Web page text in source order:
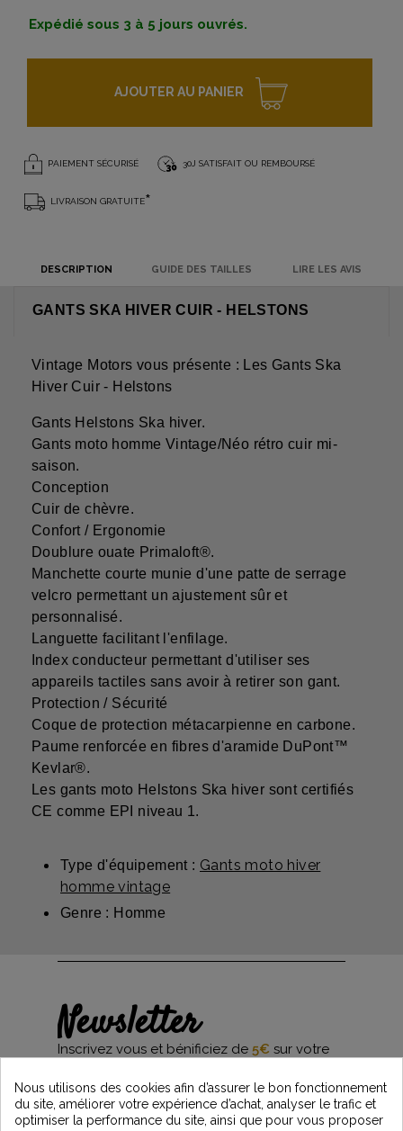
Expédié sous 3 à 5 jours ouvrés.
AJOUTER AU PANIER
PAIEMENT SÉCURISÉ 30J SATISFAIT OU REMBOURSÉ
LIVRAISON GRATUITE*
DESCRIPTION GUIDE DES TAILLES LIRE LES AVIS
GANTS SKA HIVER CUIR - HELSTONS
Vintage Motors vous présente : Les Gants Ska
Hiver Cuir - Helstons
Gants Helstons Ska hiver.
Gants moto homme Vintage/Néo rétro cuir mi-
saison.
Conception
Cuir de chèvre.
Confort / Ergonomie
Doublure ouate Primaloft®.
Manchette courte munie d'une patte de serrage
velcro permettant un ajustement sûr et
personnalisé.
Languette facilitant l'enfilage.
Index conducteur permettant d'utiliser ses
appareils tactiles sans avoir à retirer son gant.
Protection / Sécurité
Coque de protection métacarpienne en carbone.
Paume renforcée en fibres d'aramide DuPont™
Kevlar®.
Les gants moto Helstons Ska hiver sont certifiés
CE comme EPI niveau 1.
Type d'équipement : Gants moto hiver
homme vintage
Genre : Homme
Newsletter
Inscrivez vous et bénificiez de 5€ sur votre
et restez informés des dernières nouveautés
Vintage Motors
Nous utilisons des cookies afin d’assurer le bon fonctionnement
du site, améliorer votre expérience d’achat, analyser le trafic et
optimiser la performance du site, ainsi que pour vous proposer